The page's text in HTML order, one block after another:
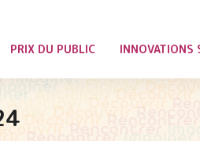
PRIX DU PUBLIC INNOVATIONS